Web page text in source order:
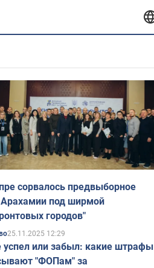
сорвалось предвыборное
Арахамии под ширмой
городов"
25.11.2025 12:29
успел или забыл: какие штрафы
"ФОПам" за